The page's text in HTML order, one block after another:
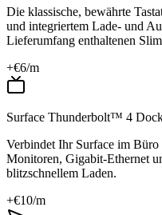
Die klassische, bewährte
und integriertem Lade- und
Lieferumfang enthaltenen
+€6/m
Surface Thunderbolt™ 4
Verbindet Ihr Surface im
Monitoren, Gigabit-Ethernet
blitzschnellem Laden.
+€10/m